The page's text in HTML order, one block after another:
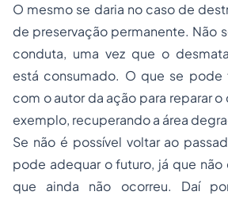
O mesmo se daria no caso de
de preservação permanente. Não
conduta, uma vez que o
está consumado. O que se pode
com o autor da ação para reparar
exemplo, recuperando a área
Se não é possível voltar ao
pode adequar o futuro, já que não
que ainda não ocorreu. Daí